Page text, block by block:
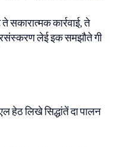
सकारात्मक कार्रवाई, ते
लेई इक समझौते गी
हेठ लिखे सिद्धांतें दा पालन